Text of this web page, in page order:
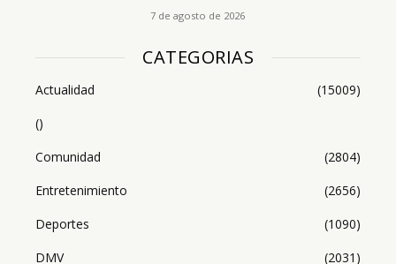
7 de agosto de 2026
CATEGORIAS
Actualidad
(15009)
()
Comunidad
(2804)
Entretenimiento
(2656)
Deportes
(1090)
DMV
(2031)